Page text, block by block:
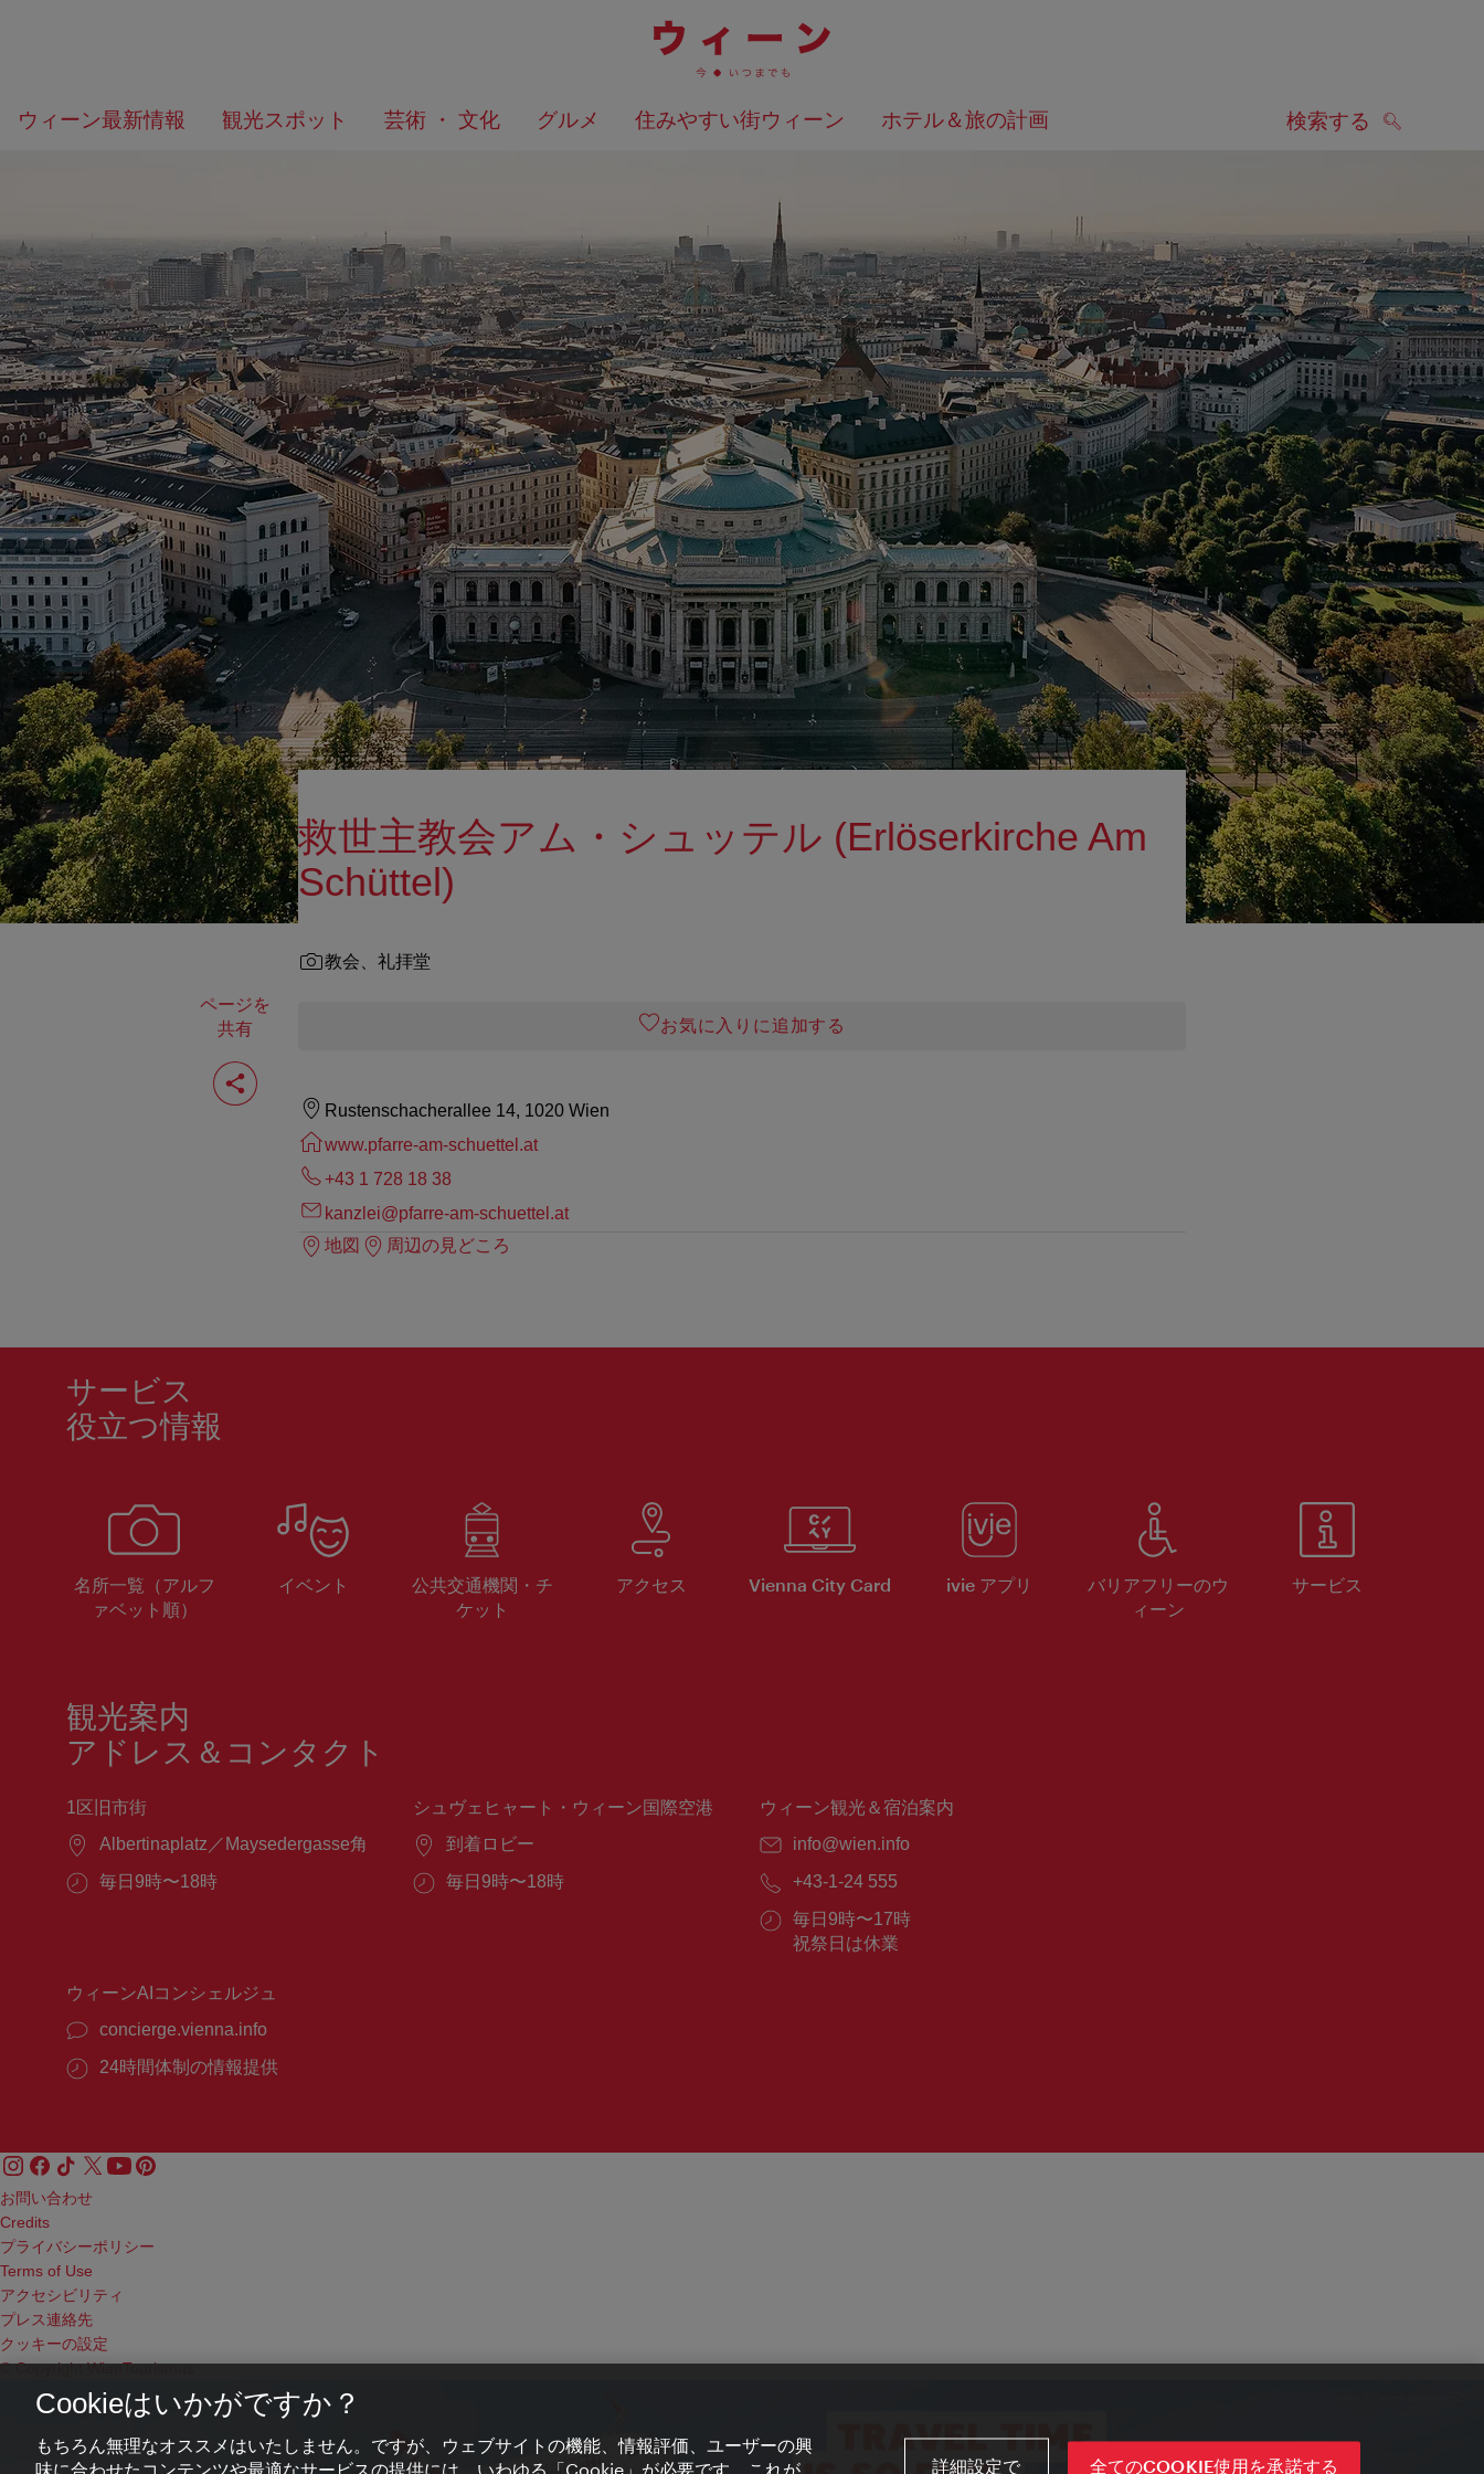
ニ
の
ッ
プ
へ
ウィーン最新情報 観光スポット 芸術 ・ 文化 グルメ 住みやすい街ウィーン ホテル＆旅の計画 検索する
何
を
か？
ページを
共有
ペ
ー
ジ
救世主教会アム・シュッテル (Erlöserkirche Am
Schüttel)
教会、礼拝堂
お気に入りに追加する
Rustenschacherallee 14, 1020 Wien
www.pfarre-am-schuettel.at
+43 1 728 18 38
kanzlei@pfarre-am-schuettel.at
地図
周辺の見どころ
サービス
役立つ情報
名所一覧（アルフ
ァベット順）
イベント
公共交通機関・チ
ケット
アクセス Vienna City Card ivie アプリ
バリアフリーのウ
ィーン
サービス
観光案内
アドレス＆コンタクト
1区旧市街
場
Albertinaplatz／Maysedergasse角
営
毎日9時〜18時
シュヴェヒャート・ウィーン国際空港
場
到着ロビー
営
毎日9時〜18時
ウィーン観光＆宿泊案内
E
ー
ル：
info@wien.info
電
番
号：
+43-1-24 555
営
業
毎日9時〜17時
祝祭日は休業
ウィーンAIコンシェルジュ
concierge.vienna.info
24時間体制の情報提供
お問い合わせ
Credits
プライバシーポリシー
Terms of Use
アクセシビリティ
プレス連絡先
クッキーの設定
© Copyright WienTourismus
Cookieはいかがですか？
もちろん無理なオススメはいたしません。ですが、ウェブサイトの機能、情報評価、ユーザーの興
味に合わせたコンテンツや最適なサービスの提供には、いわゆる「Cookie」が必要です。これが
詳細設定で 全てのCOOKIE使用を承諾する